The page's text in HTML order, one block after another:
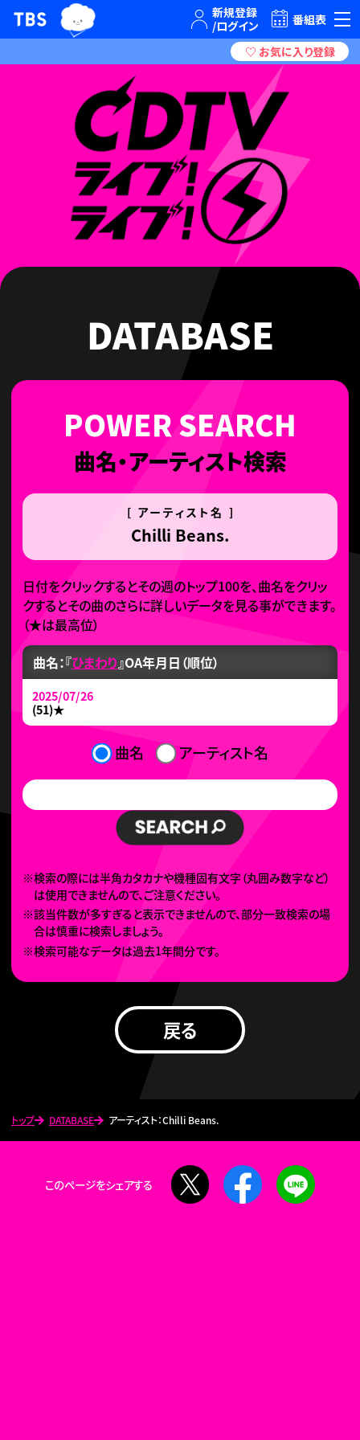
TBSテレビ｜ときめくときを。 番組表
トップ DATABASE アーティスト：Chilli Beans.
DATABASE
曲名・アーティスト検索
[ アーティスト名 ]
Chilli Beans.
日付をクリックするとその週のトップ100を、曲名をクリッ
クするとその曲のさらに詳しいデータを見る事ができます。
（★は最高位）
曲名：『ひまわり 』OA年月日（順位）
2025/07/26
(51)★
曲名 アーティスト名
※検索の際には半角カタカナや機種固有文字（丸囲み数字など）
は使用できませんので、ご注意ください。
※該当件数が多すぎると表示できませんので、部分一致検索の場
合は慎重に検索しましょう。
※検索可能なデータは過去1年間分です。
戻る
このページをシェアする
Facebook